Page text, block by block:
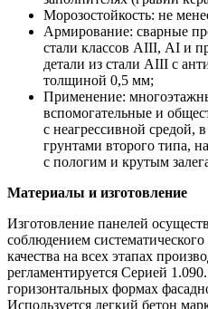
Морозостойкость: не
Армирование: сварные
стали классов АIII, АI и
детали из стали АIII с
толщиной 0,5 мм;
Применение:
вспомогательные и
с неагрессивной средой,
грунтами второго типа,
с пологим и крутым
Материалы и изготовление
Изготовление панелей
соблюдением
качества на всех этапах
регламентируется Серией
горизонтальных формах
Используется легкий бетон